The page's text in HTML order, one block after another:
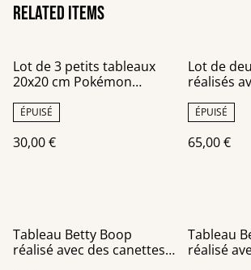
Related items
Lot de 3 petits tableaux
20x20 cm Pokémon
recyclées
ÉPUISÉ
30,00 €
Lot de
réalisés
ÉPUISÉ
65,00 €
Tableau Betty Boop
réalisé avec des canettes
Tableau
réalisé